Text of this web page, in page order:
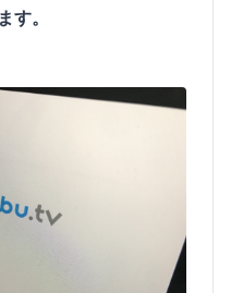
す。